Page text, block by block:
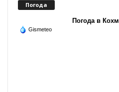
Погода
Погода в
Gismeteo